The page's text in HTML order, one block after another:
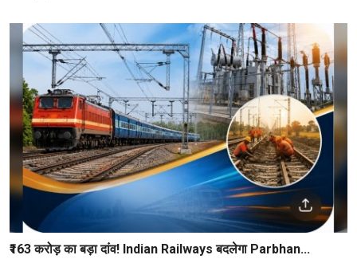
₹163 करोड़ का बड़ा दांव! Indian Railways बदलेगा Parbhan...